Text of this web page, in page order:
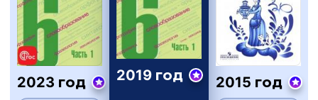
2023 год 2019 год 2015 год